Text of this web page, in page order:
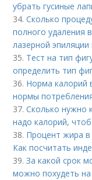
убрать гусиные
34.Сколько
полного удаления
лазерной
35. Тест на тип
определить тип
36. Норма калорий
нормы
37.Сколько нужно
надо калорий,
38. Процент жира в
Как посчитать
39.За какой срок
можно похудеть на